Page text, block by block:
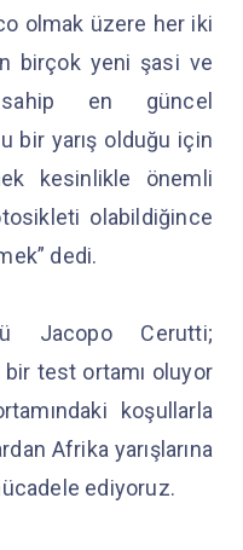
olmak üzere her iki
birçok yeni şasi ve
en güncel
bir yarış olduğu için
kesinlikle önemli
olabildiğince
dedi.
Jacopo Cerutti;
bir test ortamı oluyor
koşullarla
Afrika yarışlarına
ediyoruz.